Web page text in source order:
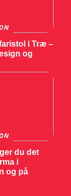
i Træ –
og
du det
i
og på